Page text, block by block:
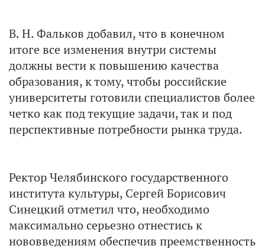
В. Н. Фальков добавил, что в конечном
итоге все изменения внутри системы
должны вести к повышению качества
образования, к тому, чтобы российские
университеты готовили специалистов более
четко как под текущие задачи, так и под
перспективные потребности рынка труда.
Ректор Челябинского государственного
института культуры, Сергей Борисович
Синецкий отметил что, необходимо
максимально серьезно отнестись к
нововведениям обеспечив преемственность